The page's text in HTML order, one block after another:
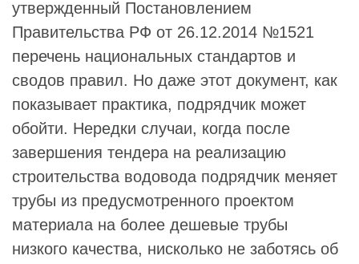
утвержденный Постановлением
Правительства РФ от 26.12.2014 №1521
перечень национальных стандартов и
сводов правил. Но даже этот документ, как
показывает практика, подрядчик может
обойти. Нередки случаи, когда после
завершения тендера на реализацию
строительства водовода подрядчик меняет
трубы из предусмотренного проектом
материала на более дешевые трубы
низкого качества, нисколько не заботясь об